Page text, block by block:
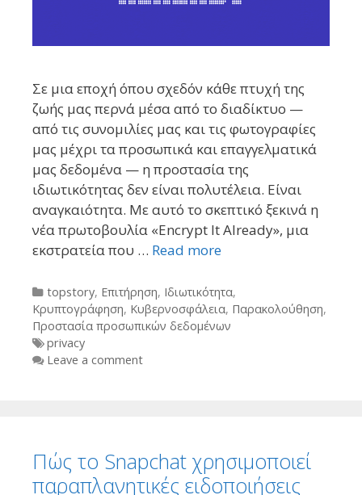
Σε μια εποχή όπου σχεδόν κάθε πτυχή της
ζωής μας περνά μέσα από το διαδίκτυο —
από τις συνομιλίες μας και τις φωτογραφίες
μας μέχρι τα προσωπικά και επαγγελματικά
μας δεδομένα — η προστασία της
ιδιωτικότητας δεν είναι πολυτέλεια. Είναι
αναγκαιότητα. Με αυτό το σκεπτικό ξεκινά η
νέα πρωτοβουλία «Encrypt It Already», μια
εκστρατεία που … Read more
Categories
topstory, Επιτήρηση, Ιδιωτικότητα,
Κρυπτογράφηση, Κυβερνοσφάλεια, Παρακολούθηση,
Προστασία προσωπικών δεδομένων
Tags
privacy
Leave a comment
Πώς το Snapchat χρησιμοποιεί
παραπλανητικές ειδοποιήσεις